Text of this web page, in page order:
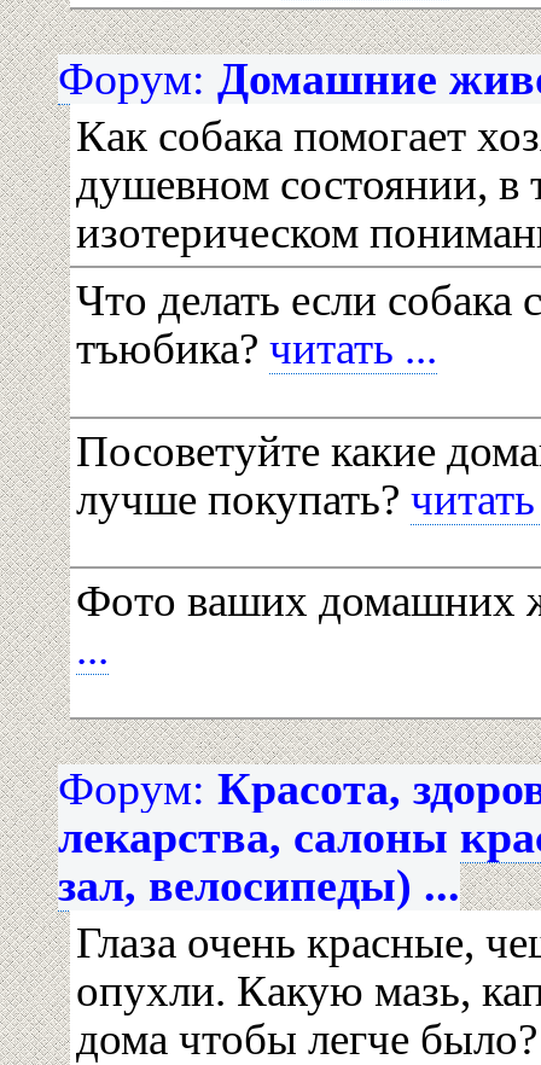
Форум: Домашние
Как собака помогает
душевном состоянии, в
изотерическом
Что делать если собака
тъюбика? читать ...
Посоветуйте какие
лучше покупать?
Фото ваших домашних
...
Форум: Красота,
лекарства, салоны
зал, велосипеды) ...
Глаза очень красные,
опухли. Какую мазь,
дома чтобы легче